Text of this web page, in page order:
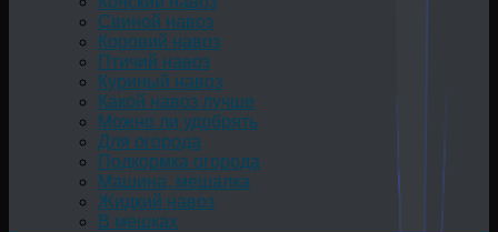
Свиной навоз
Коровий навоз
Птичий навоз
Куриный навоз
Какой навоз лучше
Можно ли удобрять
Для огорода
Подкормка огорода
Машина, мешалка
Жидкий навоз
В мешках